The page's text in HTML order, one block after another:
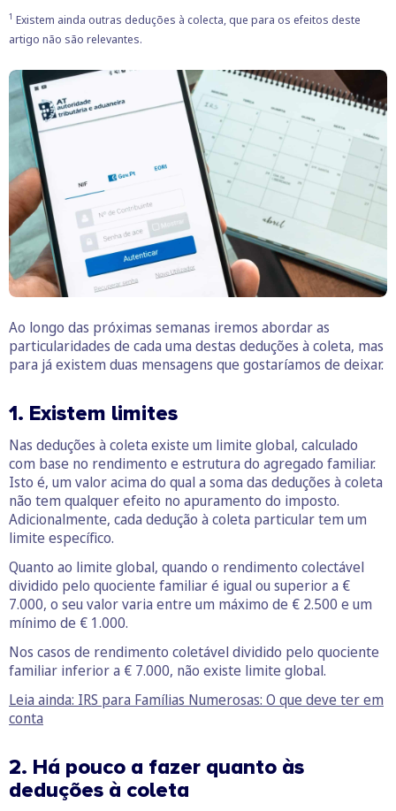
1 Existem ainda outras deduções à colecta, que para os efeitos deste
artigo não são relevantes.
Ao longo das próximas semanas iremos abordar as
particularidades de cada uma destas deduções à coleta, mas
para já existem duas mensagens que gostaríamos de deixar.
1. Existem limites
Nas deduções à coleta existe um limite global, calculado
com base no rendimento e estrutura do agregado familiar.
Isto é, um valor acima do qual a soma das deduções à coleta
não tem qualquer efeito no apuramento do imposto.
Adicionalmente, cada dedução à coleta particular tem um
limite específico.
Quanto ao limite global, quando o rendimento colectável
dividido pelo quociente familiar é igual ou superior a €
7.000, o seu valor varia entre um máximo de € 2.500 e um
mínimo de € 1.000.
Nos casos de rendimento coletável dividido pelo quociente
familiar inferior a € 7.000, não existe limite global.
Leia ainda: IRS para Famílias Numerosas: O que deve ter em
conta
2. Há pouco a fazer quanto às
deduções à coleta